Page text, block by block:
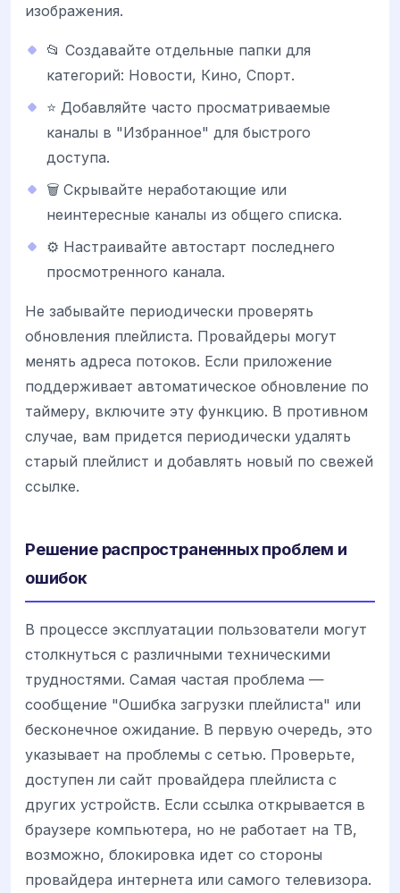
изображения.
📂 Создавайте отдельные папки для
категорий: Новости, Кино, Спорт.
⭐ Добавляйте часто просматриваемые
каналы в "Избранное" для быстрого
доступа.
🗑️ Скрывайте неработающие или
неинтересные каналы из общего списка.
⚙️ Настраивайте автостарт последнего
просмотренного канала.
Не забывайте периодически проверять
обновления плейлиста. Провайдеры могут
менять адреса потоков. Если приложение
поддерживает автоматическое обновление по
таймеру, включите эту функцию. В противном
случае, вам придется периодически удалять
старый плейлист и добавлять новый по свежей
ссылке.
Решение распространенных проблем и
ошибок
В процессе эксплуатации пользователи могут
столкнуться с различными техническими
трудностями. Самая частая проблема —
сообщение "Ошибка загрузки плейлиста" или
бесконечное ожидание. В первую очередь, это
указывает на проблемы с сетью. Проверьте,
доступен ли сайт провайдера плейлиста с
других устройств. Если ссылка открывается в
браузере компьютера, но не работает на ТВ,
возможно, блокировка идет со стороны
провайдера интернета или самого телевизора.